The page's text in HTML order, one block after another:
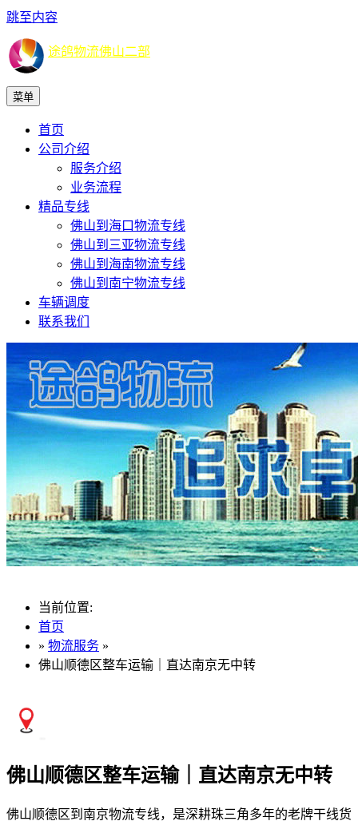
跳至内容
途鸽物流佛山二部
菜单
首页
公司介绍
服务介绍
业务流程
精品专线
佛山到海口物流专线
佛山到三亚物流专线
佛山到海南物流专线
佛山到南宁物流专线
车辆调度
联系我们
当前位置:
首页
» 物流服务 »
佛山顺德区整车运输｜直达南京无中转
佛山顺德区整车运输｜直达南京无中转
佛山顺德区到南京物流专线，是深耕珠三角多年的老牌干线货